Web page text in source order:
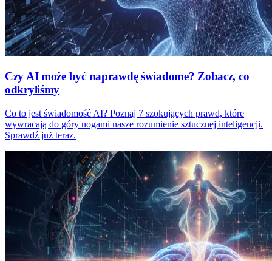
Czy AI może być naprawdę świadome? Zobacz, co
odkryliśmy
Co to jest świadomość AI? Poznaj 7 szokujących prawd, które
wywracają do góry nogami nasze rozumienie sztucznej inteligencji.
Sprawdź już teraz.